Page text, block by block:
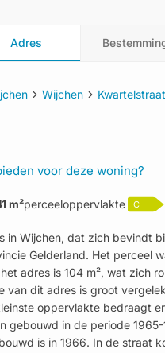
Adres
Wijchen Kwartelstraat
voor deze woning?
m²perceeloppervlakte C
in Wijchen, dat zich bevindt
Gelderland. Het perceel
adres is 104 m², wat zich
van dit adres is groot
oppervlakte bedraagt
gebouwd in de periode
is in 1966. In de straat